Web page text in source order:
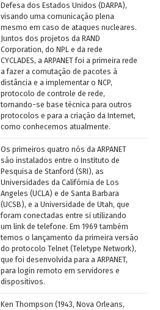
Defesa dos Estados Unidos (DARPA),
visando uma comunicação plena
mesmo em caso de ataques nucleares.
Juntos dos projetos da RAND
Corporation, do NPL e da rede
CYCLADES, a ARPANET foi a primeira rede
a fazer a comutação de pacotes à
distância e a implementar o NCP,
protocolo de controle de rede,
tornando-se base técnica para outros
protocolos e para a criação da Internet,
como conhecemos atualmente.
Os primeiros quatro nós da ARPANET
são instalados entre o Instituto de
Pesquisa de Stanford (SRI), as
Universidades da Califórnia de Los
Angeles (UCLA) e de Santa Barbara
(UCSB), e a Universidade de Utah, que
foram conectadas entre si utilizando
um link de telefone. Em 1969 também
temos o lançamento da primeira versão
do protocolo Telnet (Teletype Network),
que foi desenvolvida para a ARPANET,
para login remoto em servidores e
dispositivos.
Ken Thompson (1943, Nova Orleans,